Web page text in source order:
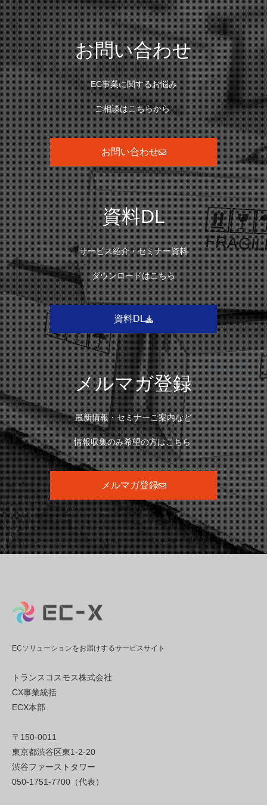
お問い合わせ
EC事業に関するお悩み
ご相談はこちらから
お問い合わせ
資料DL
サービス紹介・セミナー資料
ダウンロードはこちら
資料DL
メルマガ登録
最新情報・セミナーご案内など
情報収集のみ希望の方はこちら
メルマガ登録
ECソリューションをお届けするサービスサイト
トランスコスモス株式会社
CX事業統括
ECX本部
〒150-0011
東京都渋谷区東1-2-20
渋谷ファーストタワー
050-1751-7700（代表）